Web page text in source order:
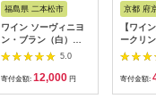
福島県 二本松市
ワイン ソーヴィニヨ
ン・ブラン（白）
720ml×1本【ふくし
ま農家の夢ワイン株式
会社】
5.0
寄付金額: 12,000 円
京都 府
【ワイ
ークリ
3カ月
イ
寄付金額: